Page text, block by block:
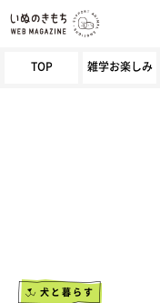
TOP 雑学お楽しみ
犬と暮らす